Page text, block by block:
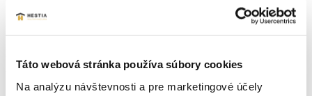
Táto webová stránka používa súbory cookies
Na analýzu návštevnosti a pre marketingové účely
Lokalita:Brezová pod Bradlom